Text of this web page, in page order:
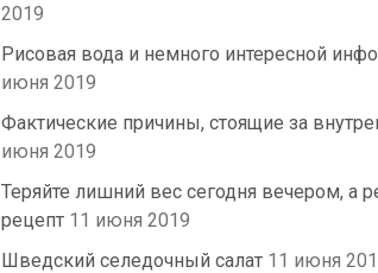
2019
Рисовая вода и немного интересной
июня 2019
Фактические причины, стоящие за
июня 2019
Теряйте лишний вес сегодня вечером, а
рецепт 11 июня 2019
Шведский селедочный салат 11 июня